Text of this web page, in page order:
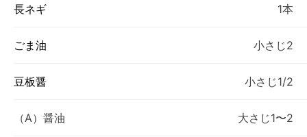
長ネギ 1本
ごま油 小さじ2
豆板醤 小さじ1/2
（A）醤油 大さじ1〜2